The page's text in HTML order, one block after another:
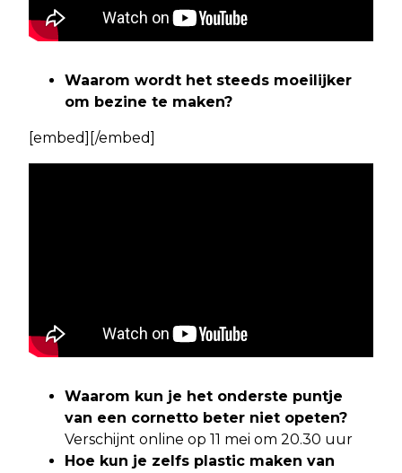
Waarom wordt het steeds moeilijker
om bezine te maken?
[embed][/embed]
Waarom kun je het onderste puntje
van een cornetto beter niet opeten?
Verschijnt online op 11 mei om 20.30 uur
Hoe kun je zelfs plastic maken van